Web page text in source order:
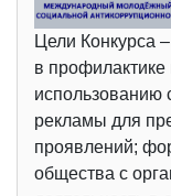
Цели Конкурса
в профилактике
использованию
рекламы для
проявлений;
общества с